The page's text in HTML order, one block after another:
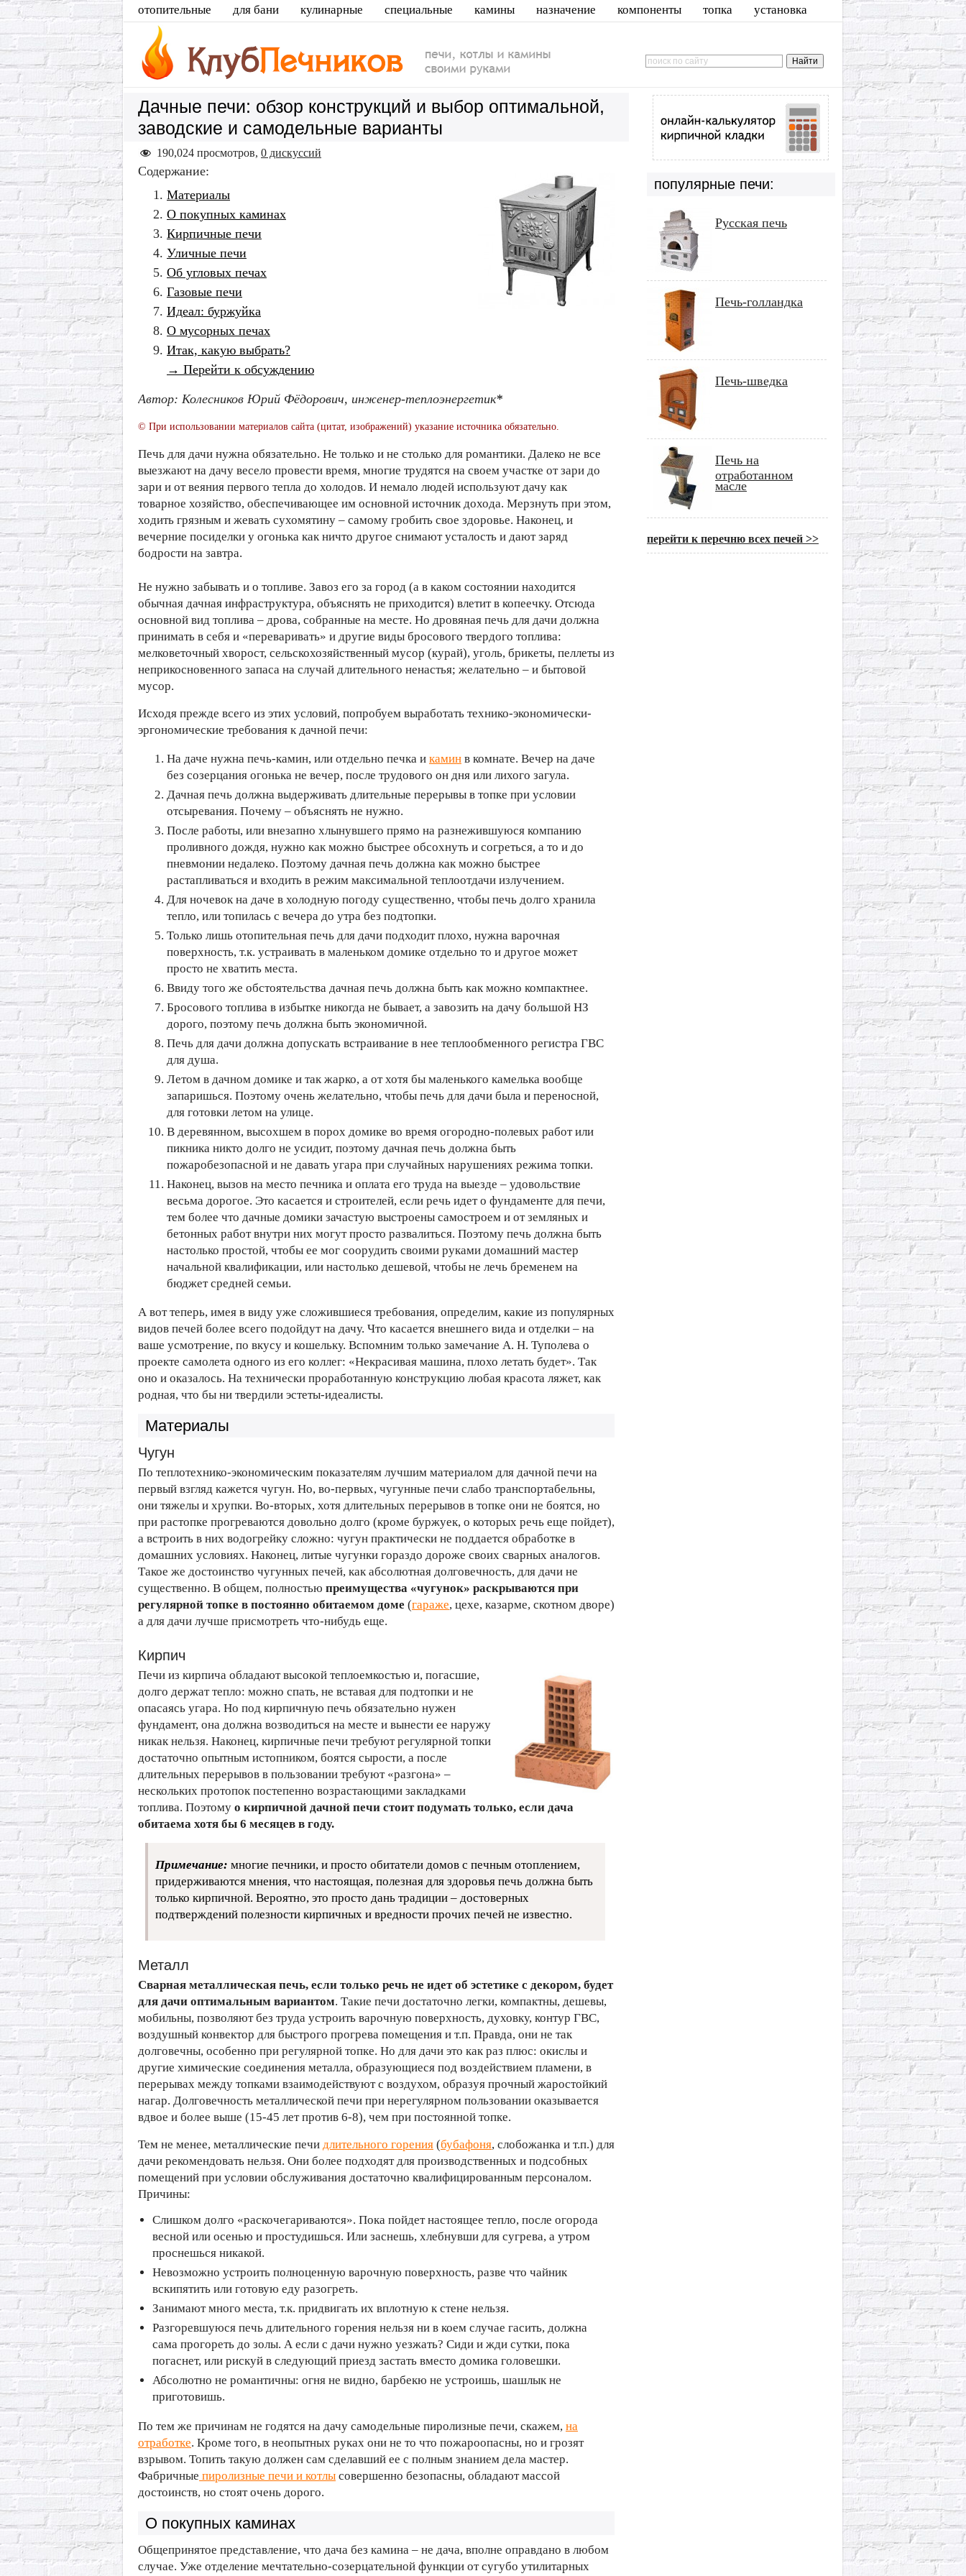
отопительные для бани кулинарные специальные камины назначение компоненты топка установка
популярные печи:
Русская печь
Печь-голландка
Печь-шведка
Печь на
отработанном
масле
перейти к перечню всех печей >>
Дачные печи: обзор конструкций и выбор оптимальной,
заводские и самодельные варианты
190,024 просмотров, 0 дискуссий
Содержание:
Материалы
О покупных каминах
Кирпичные печи
Уличные печи
Об угловых печах
Газовые печи
Идеал: буржуйка
О мусорных печах
Итак, какую выбрать?
→ Перейти к обсуждению
Автор: Колесников Юрий Фёдорович, инженер-теплоэнергетик*
© При использовании материалов сайта (цитат, изображений) указание источника обязательно.
Печь для дачи нужна обязательно. Не только и не столько для романтики. Далеко не все
выезжают на дачу весело провести время, многие трудятся на своем участке от зари до
зари и от веяния первого тепла до холодов. И немало людей используют дачу как
товарное хозяйство, обеспечивающее им основной источник дохода. Мерзнуть при этом,
ходить грязным и жевать сухомятину – самому гробить свое здоровье. Наконец, и
вечерние посиделки у огонька как ничто другое снимают усталость и дают заряд
бодрости на завтра.
Не нужно забывать и о топливе. Завоз его за город (а в каком состоянии находится
обычная дачная инфраструктура, объяснять не приходится) влетит в копеечку. Отсюда
основной вид топлива – дрова, собранные на месте. Но дровяная печь для дачи должна
принимать в себя и «переваривать» и другие виды бросового твердого топлива:
мелковеточный хворост, сельскохозяйственный мусор (курай), уголь, брикеты, пеллеты из
неприкосновенного запаса на случай длительного ненастья; желательно – и бытовой
мусор.
Исходя прежде всего из этих условий, попробуем выработать технико-экономически-
эргономические требования к дачной печи:
На даче нужна печь-камин, или отдельно печка и камин в комнате. Вечер на даче
без созерцания огонька не вечер, после трудового он дня или лихого загула.
Дачная печь должна выдерживать длительные перерывы в топке при условии
отсыревания. Почему – объяснять не нужно.
После работы, или внезапно хлынувшего прямо на разнежившуюся компанию
проливного дождя, нужно как можно быстрее обсохнуть и согреться, а то и до
пневмонии недалеко. Поэтому дачная печь должна как можно быстрее
растапливаться и входить в режим максимальной теплоотдачи излучением.
Для ночевок на даче в холодную погоду существенно, чтобы печь долго хранила
тепло, или топилась с вечера до утра без подтопки.
Только лишь отопительная печь для дачи подходит плохо, нужна варочная
поверхность, т.к. устраивать в маленьком домике отдельно то и другое может
просто не хватить места.
Ввиду того же обстоятельства дачная печь должна быть как можно компактнее.
Бросового топлива в избытке никогда не бывает, а завозить на дачу большой НЗ
дорого, поэтому печь должна быть экономичной.
Печь для дачи должна допускать встраивание в нее теплообменного регистра ГВС
для душа.
Летом в дачном домике и так жарко, а от хотя бы маленького камелька вообще
запаришься. Поэтому очень желательно, чтобы печь для дачи была и переносной,
для готовки летом на улице.
В деревянном, высохшем в порох домике во время огородно-полевых работ или
пикника никто долго не усидит, поэтому дачная печь должна быть
пожаробезопасной и не давать угара при случайных нарушениях режима топки.
Наконец, вызов на место печника и оплата его труда на выезде – удовольствие
весьма дорогое. Это касается и строителей, если речь идет о фундаменте для печи,
тем более что дачные домики зачастую выстроены самостроем и от земляных и
бетонных работ внутри них могут просто развалиться. Поэтому печь должна быть
настолько простой, чтобы ее мог соорудить своими руками домашний мастер
начальной квалификации, или настолько дешевой, чтобы не лечь бременем на
бюджет средней семьи.
А вот теперь, имея в виду уже сложившиеся требования, определим, какие из популярных
видов печей более всего подойдут на дачу. Что касается внешнего вида и отделки – на
ваше усмотрение, по вкусу и кошельку. Вспомним только замечание А. Н. Туполева о
проекте самолета одного из его коллег: «Некрасивая машина, плохо летать будет». Так
оно и оказалось. На технически проработанную конструкцию любая красота ляжет, как
родная, что бы ни твердили эстеты-идеалисты.
Материалы
Чугун
По теплотехнико-экономическим показателям лучшим материалом для дачной печи на
первый взгляд кажется чугун. Но, во-первых, чугунные печи слабо транспортабельны,
они тяжелы и хрупки. Во-вторых, хотя длительных перерывов в топке они не боятся, но
при растопке прогреваются довольно долго (кроме буржуек, о которых речь еще пойдет),
а встроить в них водогрейку сложно: чугун практически не поддается обработке в
домашних условиях. Наконец, литые чугунки гораздо дороже своих сварных аналогов.
Такое же достоинство чугунных печей, как абсолютная долговечность, для дачи не
существенно. В общем, полностью преимущества «чугунок» раскрываются при
регулярной топке в постоянно обитаемом доме (гараже, цехе, казарме, скотном дворе)
а для дачи лучше присмотреть что-нибудь еще.
Кирпич
Печи из кирпича обладают высокой теплоемкостью и, погасшие,
долго держат тепло: можно спать, не вставая для подтопки и не
опасаясь угара. Но под кирпичную печь обязательно нужен
фундамент, она должна возводиться на месте и вынести ее наружу
никак нельзя. Наконец, кирпичные печи требуют регулярной топки
достаточно опытным истопником, боятся сырости, а после
длительных перерывов в пользовании требуют «разгона» –
нескольких протопок постепенно возрастающими закладками
топлива. Поэтому о кирпичной дачной печи стоит подумать только, если дача
обитаема хотя бы 6 месяцев в году.
Примечание: многие печники, и просто обитатели домов с печным отоплением,
придерживаются мнения, что настоящая, полезная для здоровья печь должна быть
только кирпичной. Вероятно, это просто дань традиции – достоверных
подтверждений полезности кирпичных и вредности прочих печей не известно.
Металл
Сварная металлическая печь, если только речь не идет об эстетике с декором, будет
для дачи оптимальным вариантом. Такие печи достаточно легки, компактны, дешевы,
мобильны, позволяют без труда устроить варочную поверхность, духовку, контур ГВС,
воздушный конвектор для быстрого прогрева помещения и т.п. Правда, они не так
долговечны, особенно при регулярной топке. Но для дачи это как раз плюс: окислы и
другие химические соединения металла, образующиеся под воздействием пламени, в
перерывах между топками взаимодействуют с воздухом, образуя прочный жаростойкий
нагар. Долговечность металлической печи при нерегулярном пользовании оказывается
вдвое и более выше (15-45 лет против 6-8), чем при постоянной топке.
Тем не менее, металлические печи длительного горения (бубафоня, слобожанка и т.п.) для
дачи рекомендовать нельзя. Они более подходят для производственных и подсобных
помещений при условии обслуживания достаточно квалифицированным персоналом.
Причины:
Слишком долго «раскочегариваются». Пока пойдет настоящее тепло, после огорода
весной или осенью и простудишься. Или заснешь, хлебнувши для сугрева, а утром
проснешься никакой.
Невозможно устроить полноценную варочную поверхность, разве что чайник
вскипятить или готовую еду разогреть.
Занимают много места, т.к. придвигать их вплотную к стене нельзя.
Разгоревшуюся печь длительного горения нельзя ни в коем случае гасить, должна
сама прогореть до золы. А если с дачи нужно уезжать? Сиди и жди сутки, пока
погаснет, или рискуй в следующий приезд застать вместо домика головешки.
Абсолютно не романтичны: огня не видно, барбекю не устроишь, шашлык не
приготовишь.
По тем же причинам не годятся на дачу самодельные пиролизные печи, скажем, на
отработке. Кроме того, в неопытных руках они не то что пожароопасны, но и грозят
взрывом. Топить такую должен сам сделавший ее с полным знанием дела мастер.
Фабричные пиролизные печи и котлы совершенно безопасны, обладают массой
достоинств, но стоят очень дорого.
О покупных каминах
Общепринятое представление, что дача без камина – не дача, вполне оправдано в любом
случае. Уже отделение мечтательно-созерцательной функции от сугубо утилитарных